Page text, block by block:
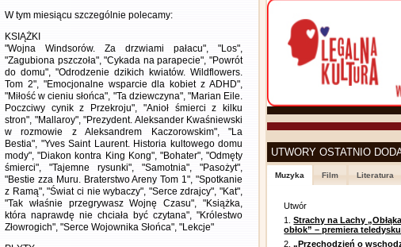
W tym miesiącu szczególnie polecamy:
KSIĄŻKI
"Wojna Windsorów. Za drzwiami pałacu", "Los",
"Zagubiona pszczoła", "Cykada na parapecie", "Powrót
do domu", "Odrodzenie dzikich kwiatów. Wildflowers.
Tom 2", "Emocjonalne wsparcie dla kobiet z ADHD",
"Miłość w cieniu słońca", "Ta dziewczyna", "Marian Eile.
Poczciwy cynik z Przekroju", "Anioł śmierci z kilku
stron", "Mallaroy", "Prezydent. Aleksander Kwaśniewski
w rozmowie z Aleksandrem Kaczorowskim", "La
Bestia", "Yves Saint Laurent. Historia kultowego domu
mody", "Diakon kontra King Kong", "Bohater", "Odmęty
śmierci", "Tajemne rysunki", "Samotnia", "Pasożyt",
"Bestie zza Muru. Braterstwo Areny Tom 1", "Spotkanie
z Ramą", "Świat ci nie wybaczy", "Serce zdrajcy", "Kat",
"Tak właśnie przegrywasz Wojnę Czasu", "Książka,
która naprawdę nie chciała być czytana", "Królestwo
Złowrogich", "Serce Wojownika Słońca", "Lekcje"
UTWORY OSTATNIO
Muzyka Film Literatura
Utwór
1.Strachy na Lachy
obłok” – premiera teledysku
2.„Przechodzień o